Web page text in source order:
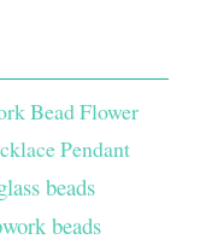
Bead Flower
Pendant
beads
beads